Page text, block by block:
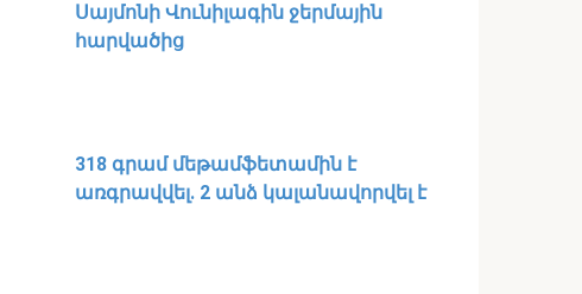
Սայմոնի Վունիլագին ջերմային
հարվածից
318 գրամ մեթամֆետամին է
առգրավվել․ 2 անձ կալանավորվել է